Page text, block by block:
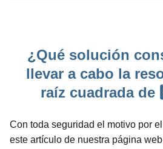
¿Qué solución
llevar a cabo la
raíz cuadrada de
Con toda seguridad el motivo por
este artículo de nuestra página web